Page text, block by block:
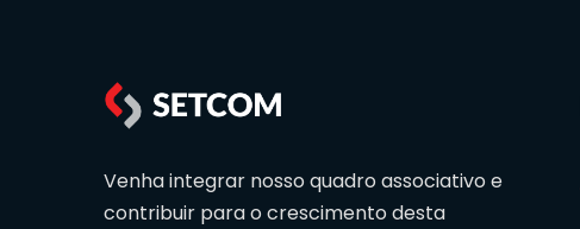
Venha integrar nosso quadro associativo e
contribuir para o crescimento desta